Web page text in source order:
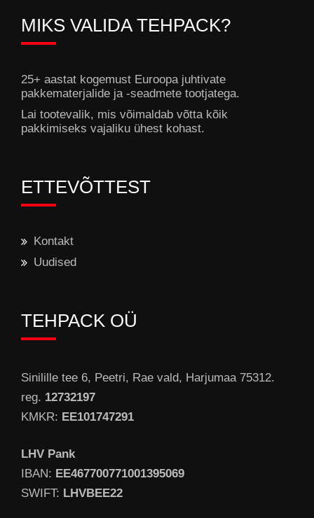
MIKS VALIDA TEHPACK?
25+ aastat kogemust Euroopa juhtivate
pakkematerjalide ja -seadmete tootjatega.
Lai tootevalik, mis võimaldab võtta kõik
pakkimiseks vajaliku ühest kohast.
ETTEVÕTTEST
Kontakt
Uudised
TEHPACK OÜ
Sinilille tee 6, Peetri, Rae vald, Harjumaa 75312.
reg. 12732197
KMKR: EE101747291
LHV Pank
IBAN: EE467700771001395069
SWIFT: LHVBEE22